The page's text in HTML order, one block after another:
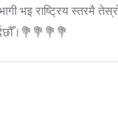
भइ राष्ट्रिय स्तरमै